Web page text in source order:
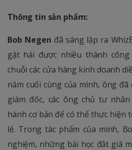
Thông tin sản phẩm:
Bob Negen đã sáng lập ra
gặt hái được nhiều thành
chuỗi các cửa hàng kinh doanh
năm cuối cùng của mình, ông
giám đốc, các ông chủ tư
hành cơ bản để có thể thực hiện
lẻ. Trong tác phẩm của mình,
nghiệm, những bài học đắt giá